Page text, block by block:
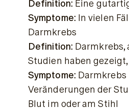
Definition: Eine
Symptome: In vielen
Darmkrebs
Definition:
Studien haben
Symptome:
Veränderungen der
Blut im oder am Stihl